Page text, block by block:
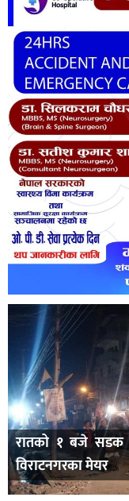
रातको १ बजे सडक
विराटनगरका मेयर